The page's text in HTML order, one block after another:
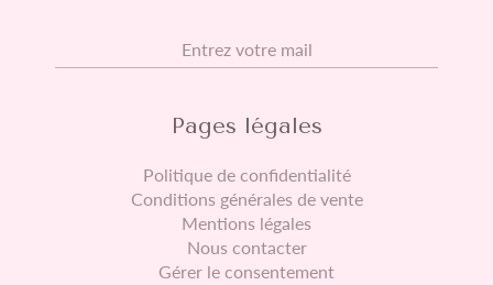
Pages légales
Politique de confidentialité
Conditions générales de vente
Mentions légales
Nous contacter
Gérer le consentement